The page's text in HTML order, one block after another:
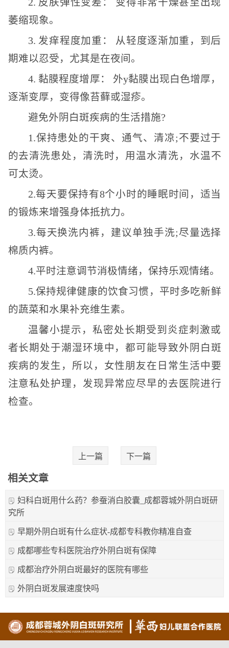
2. 皮肤弹性变差： 变得非常干燥甚至出现
萎缩现象。
3. 发痒程度加重： 从轻度逐渐加重，到后
期难以忍受，尤其是在夜间。
4. 黏膜程度增厚： 外y黏膜出现白色增厚，
逐渐变厚，变得像苔藓或湿疹。
避免外阴白斑疾病的生活措施?
1.保持患处的干爽、通气、清凉;不要过于
的去清洗患处，清洗时，用温水清洗，水温不
可太烫。
2.每天要保持有8个小时的睡眠时间，适当
的锻炼来增强身体抵抗力。
3.每天换洗内裤，建议单独手洗;尽量选择
棉质内裤。
4.平时注意调节消极情绪，保持乐观情绪。
5.保持规律健康的饮食习惯，平时多吃新鲜
的蔬菜和水果补充维生素。
温馨小提示，私密处长期受到炎症刺激或
者长期处于潮湿环境中，都可能导致外阴白斑
疾病的发生，所以，女性朋友在日常生活中要
注意私处护理，发现异常应尽早的去医院进行
检查。
上一篇 下一篇
相关文章
妇科白斑用什么药？参蚕消白胶囊_成都蓉城外阴白斑研
究所
早期外阴白斑有什么症状-成都专科教你精准自查
成都哪些专科医院治疗外阴白斑有保障
成都治疗外阴白斑最好的医院有哪些
外阴白斑发展速度快吗